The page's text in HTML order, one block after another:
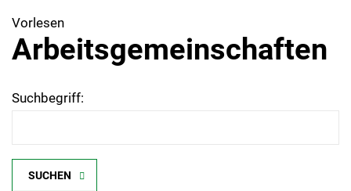
Vorlesen
Arbeitsgemeinschaften
Suchbegriff:
SUCHEN